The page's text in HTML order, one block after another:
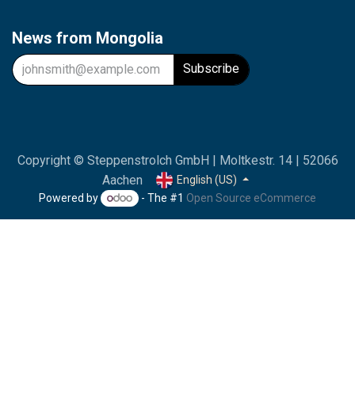
News from Mongolia
Subscribe
Copyright © Steppenstrolch GmbH | Moltkestr. 14 | 52066
Aachen
English (US)
Powered by
- The #1Open Source eCommerce